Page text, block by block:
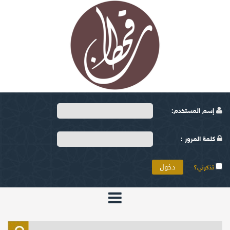
إسم المستخدم:
كلمة المرور :
تذكرني؟